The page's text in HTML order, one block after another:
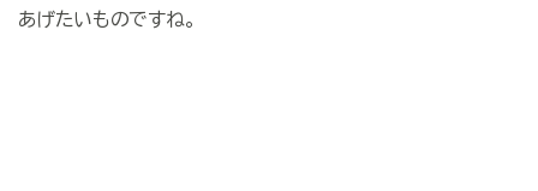
あげたいものですね。